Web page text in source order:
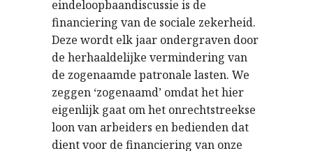
eindeloopbaandiscussie is de
financiering van de sociale zekerheid.
Deze wordt elk jaar ondergraven door
de herhaaldelijke vermindering van
de zogenaamde patronale lasten. We
zeggen ‘zogenaamd’ omdat het hier
eigenlijk gaat om het onrechtstreekse
loon van arbeiders en bedienden dat
dient voor de financiering van onze